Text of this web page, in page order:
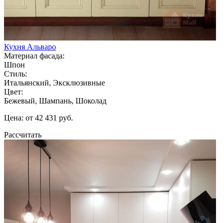
Кухня Альваро
Материал фасада:
Шпон
Стиль:
Итальянский, Эксклюзивные
Цвет:
Бежевый, Шампань, Шоколад
Цена: от 42 431 руб.
Рассчитать